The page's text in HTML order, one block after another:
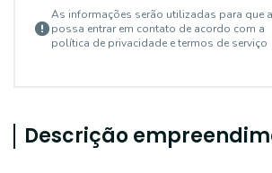
As informações serão utilizadas para que
possa entrar em contato de acordo com a
política de privacidade e termos de serviço
Descrição